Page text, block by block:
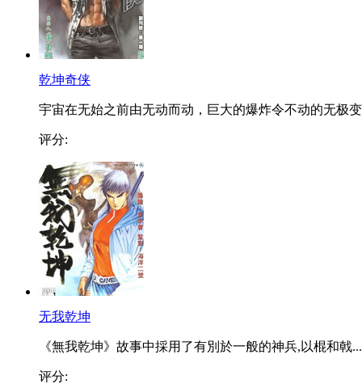
乾坤奇侠
宇宙在无始之前由无动而动，巨大的爆炸令不动的无极
评分:
无我乾坤
《無我乾坤》故事中採用了有別於一般的神兵,以棍和戟...
评分: